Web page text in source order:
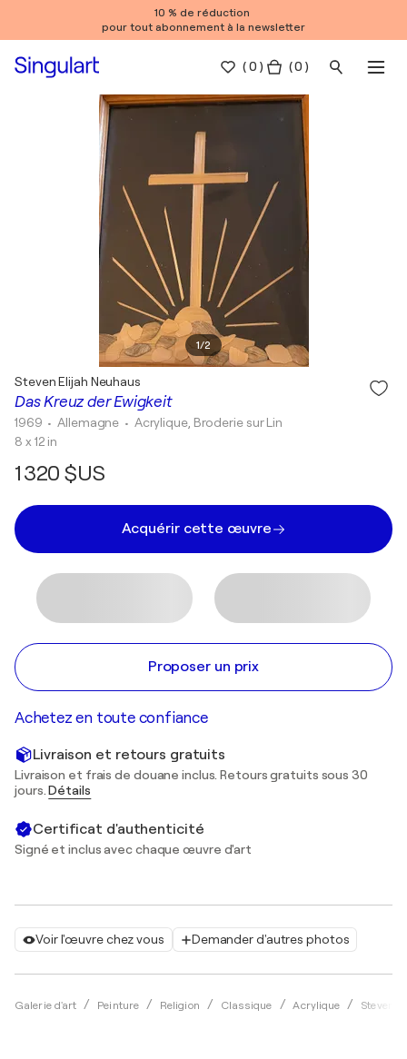
10 % de réduction
pour tout abonnement à la newsletter
(0 ) ( 0 )
1/2
Voir l'œuvre chez vous Demander d'autres photos
Galerie d'art Peinture Religion Classique Acrylique Steven
Das Kreuz der Ewigkeit
Steven Elijah Neuhaus
1969 • Allemagne • Acrylique, Broderie sur Lin
8 x 12 in
1 320 $US
Acquérir cette œuvre
Proposer un prix
Achetez en toute confiance
Livraison et retours gratuits
Livraison et frais de douane inclus. Retours gratuits sous 30
jours.Détails
Certificat d'authenticité
Signé et inclus avec chaque œuvre d'art